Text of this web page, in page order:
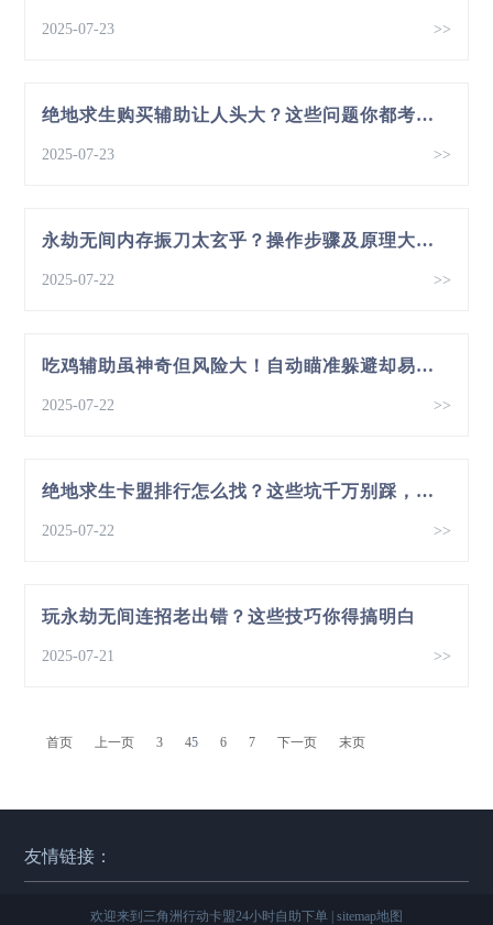
2025-07-23 >>
绝地求生购买辅助让人头大？这些问题你都考虑过吗？
2025-07-23 >>
永劫无间内存振刀太玄乎？操作步骤及原理大揭秘
2025-07-22 >>
吃鸡辅助虽神奇但风险大！自动瞄准躲避却易致封号
2025-07-22 >>
绝地求生卡盟排行怎么找？这些坑千万别踩，小心被骗
2025-07-22 >>
玩永劫无间连招老出错？这些技巧你得搞明白
2025-07-21 >>
首页 上一页 3 45 6 7 下一页 末页
友情链接：
欢迎来到三角洲行动卡盟24小时自助下单 | sitemap地图